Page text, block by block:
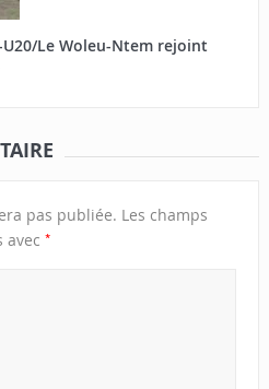
Le Woleu-Ntem rejoint
pas publiée. Les champs
avec *